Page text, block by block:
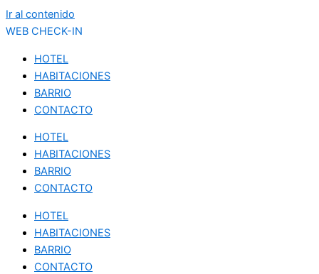
Ir al contenido
WEB CHECK-IN
HOTEL
HABITACIONES
BARRIO
CONTACTO
HOTEL
HABITACIONES
BARRIO
CONTACTO
HOTEL
HABITACIONES
BARRIO
CONTACTO